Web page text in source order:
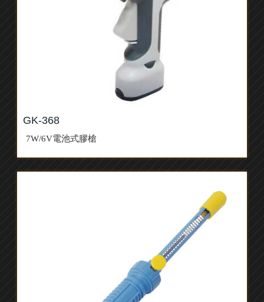
GK-368
7W/6V電池式膠槍